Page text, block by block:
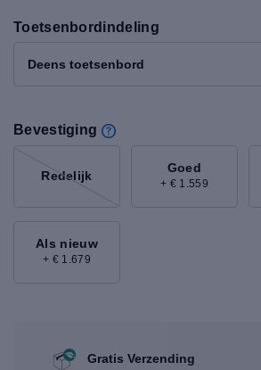
Toetsenbordindeling
Deens toetsenbord
Bevestiging
Redelijk
Goed
+ € 1.559
Als nieuw
+ € 1.679
Gratis Verzending